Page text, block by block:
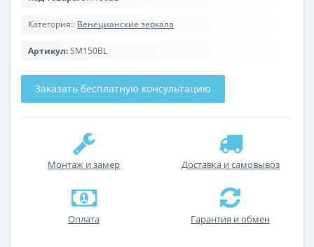
Категория:: Венецианские зеркала
Артикул:SM150BL
Заказать бесплатную консультацию
Монтаж и замер Доставка и самовывоз
Оплата Гарантия и обмен